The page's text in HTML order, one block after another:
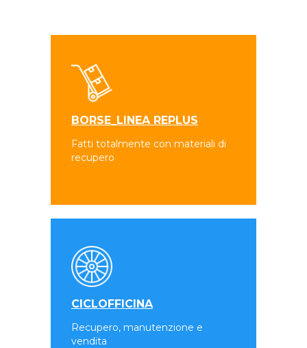
BORSE_LINEA REPLUS
Fatti totalmente con materiali di
recupero
CICLOFFICINA
Recupero, manutenzione e
vendita